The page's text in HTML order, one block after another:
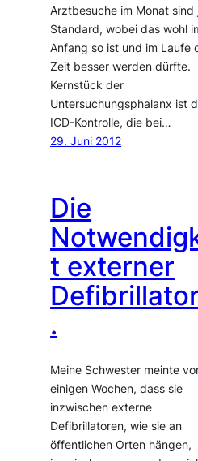
Arztbesuche im Monat sind
Standard, wobei das wohl
Anfang so ist und im Laufe
Zeit besser werden dürfte.
Kernstück der
Untersuchungsphalanx ist
ICD-Kontrolle, die bei…
29. Juni 2012
Die
t externer
.
Meine Schwester meinte
einigen Wochen, dass sie
inzwischen externe
Defibrillatoren, wie sie an
öffentlichen Orten hängen,